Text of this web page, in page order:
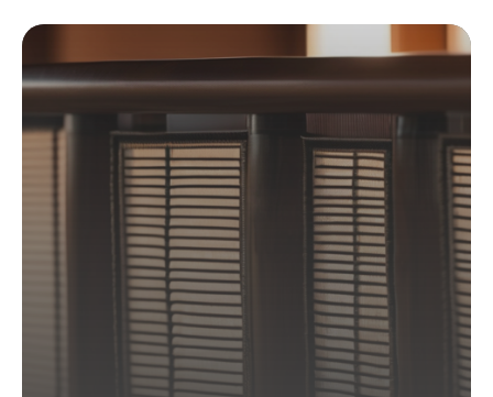
exigences pour progresser
19 juin 2026